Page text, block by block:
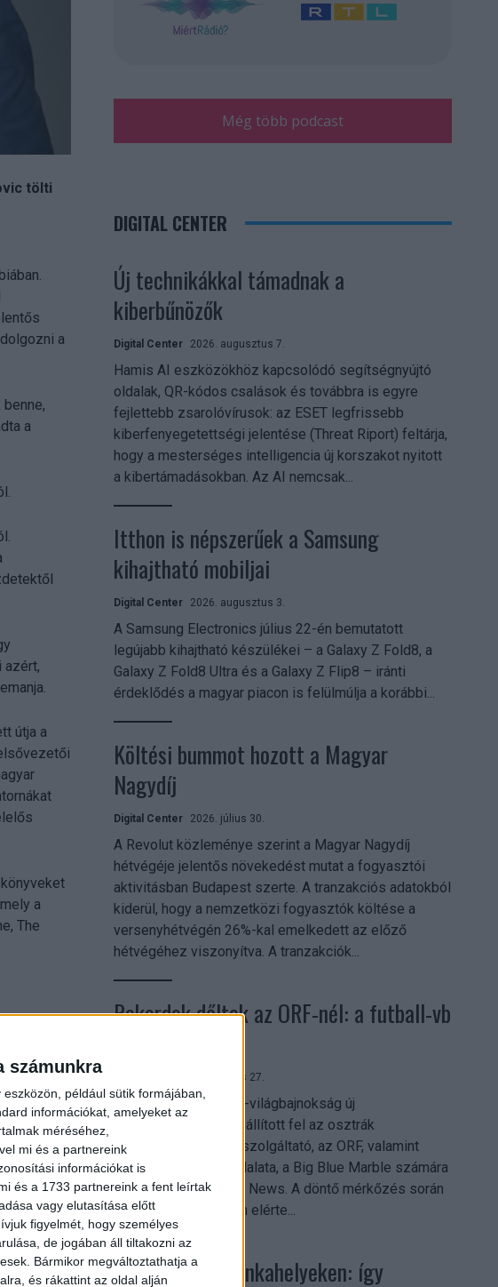
számunkra
például sütik formájában,
információkat, amelyeket az
méréséhez,
mi és a partnereink
információkat is
és a 1733 partnereink a fent leírtak
vagy elutasítása előtt
figyelmét, hogy személyes
de jogában áll tiltakozni az
Bármikor megváltoztathatja a
és rákattint az oldal alján
tölti
a
a
azért,
útja a
a
The
Még több podcast
DIGITAL CENTER
Új technikákkal támadnak a
kiberbűnözők
Digital Center 2026. augusztus 7.
Hamis AI eszközökhöz kapcsolódó segítségnyújtó
oldalak, QR-kódos csalások és továbbra is egyre
fejlettebb zsarolóvírusok: az ESET legfrissebb
kiberfenyegetettségi jelentése (Threat Riport) feltárja,
hogy a mesterséges intelligencia új korszakot nyitott
a kibertámadásokban. Az AI nemcsak...
Itthon is népszerűek a Samsung
kihajtható mobiljai
Digital Center 2026. augusztus 3.
A Samsung Electronics július 22-én bemutatott
legújabb kihajtható készülékei – a Galaxy Z Fold8, a
Galaxy Z Fold8 Ultra és a Galaxy Z Flip8 – iránti
érdeklődés a magyar piacon is felülmúlja a korábbi...
Költési bummot hozott a Magyar
Nagydíj
Digital Center 2026. július 30.
A Revolut közleménye szerint a Magyar Nagydíj
hétvégéje jelentős növekedést mutat a fogyasztói
aktivitásban Budapest szerte. A tranzakciós adatokból
kiderül, hogy a nemzetközi fogyasztók költése a
versenyhétvégén 26%-kal emelkedett az előző
hétvégéhez viszonyítva. A tranzakciók...
Rekordok dőltek az ORF-nél: a futball-vb
2026. július 27.
A 2026-os labdarúgó-világbajnokság új
streamingrekordokat állított fel az osztrák
közszolgálati műsorszolgáltató, az ORF, valamint
technológiai leányvállalata, a Big Blue Marble számára
– írja a Broadband TV News. A döntő mérkőzés során
az átlagos nézőszám elérte...
Shadow AI a munkahelyeken: így